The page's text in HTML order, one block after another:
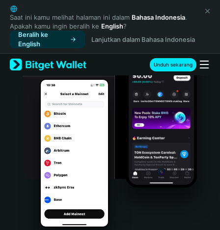
English
日本語
Tiếng Việt
Русский
Español (Latinoamérica)
Türkçe
Italiano
Português (Portugal)
Bahasa Indonesia
Português (Brasil)
Español (Argentina)
Saat ini kamu melihat halaman ini dalam Bahasa Indonesia.
Apakah kamu ingin beralih ke English?
Beralih ke
English
Lanjutkan dalam Bahasa Indonesia
Unduh sekarang